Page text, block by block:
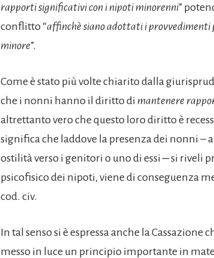
rapporti significativi con i nipoti minorenni”
conflitto “affinchè siano adottati i provvedimenti
minore”.
Come è stato più volte chiarito dalla
che i nonni hanno il diritto di mantenere
altrettanto vero che questo loro diritto è
significa che laddove la presenza dei nonni –
ostilità verso i genitori o uno di essi ‒ si riveli
psicofisico dei nipoti, viene di conseguenza
cod. civ.
In tal senso si è espressa anche la Cassazione
messo in luce un principio importante in